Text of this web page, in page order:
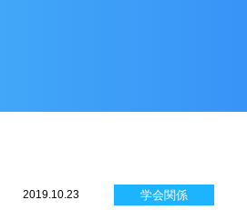
2019.10.23 学会関係